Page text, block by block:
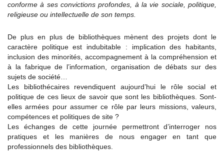
conforme à ses convictions profondes, à la vie sociale, politique,
religieuse ou intellectuelle de son temps.
De plus en plus de bibliothèques mènent des projets dont le
caractère politique est indubitable : implication des habitants,
inclusion des minorités, accompagnement à la compréhension et
à la fabrique de l’information, organisation de débats sur des
sujets de société…
Les bibliothécaires revendiquent aujourd’hui le rôle social et
politique de ces lieux de savoir que sont les bibliothèques. Sont-
elles armées pour assumer ce rôle par leurs missions, valeurs,
compétences et politiques de site ?
Les échanges de cette journée permettront d’interroger nos
pratiques et les manières de nous engager en tant que
professionnels des bibliothèques.